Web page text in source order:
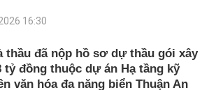
16:30
thầu đã nộp hồ sơ dự thầu gói xây
đồng thuộc dự án Hạ tầng kỹ
văn hóa đa năng biển Thuận An